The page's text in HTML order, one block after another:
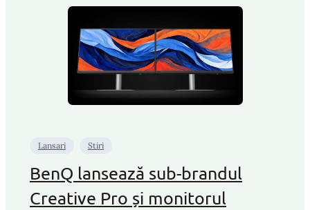
Lansari Stiri
BenQ lansează sub-brandul
Creative Pro și monitorul